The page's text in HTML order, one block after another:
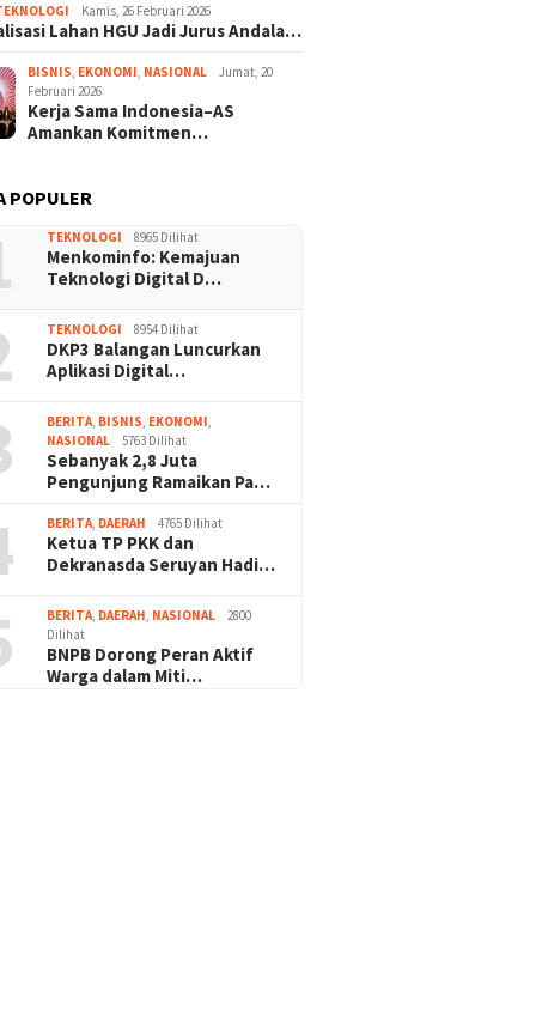
Kamis, 26 Februari 2026
Lahan HGU Jadi Jurus Andala…
BISNIS, EKONOMI, NASIONAL
Jumat, 20
Februari 2026
Kerja Sama Indonesia–AS
Amankan Komitmen…
POPULER
TEKNOLOGI 8965 Dilihat
Menkominfo: Kemajuan
Teknologi Digital D…
TEKNOLOGI 8954 Dilihat
DKP3 Balangan Luncurkan
Aplikasi Digital…
BERITA, BISNIS, EKONOMI,
NASIONAL
5763 Dilihat
Sebanyak 2,8 Juta
Pengunjung Ramaikan Pa…
BERITA, DAERAH 4765 Dilihat
Ketua TP PKK dan
Dekranasda Seruyan Hadi…
BERITA, DAERAH, NASIONAL
2800
Dilihat
BNPB Dorong Peran Aktif
Warga dalam Miti…